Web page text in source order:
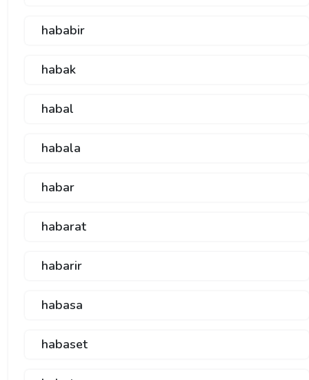
hababir
habak
habal
habala
habar
habarat
habarir
habasa
habaset